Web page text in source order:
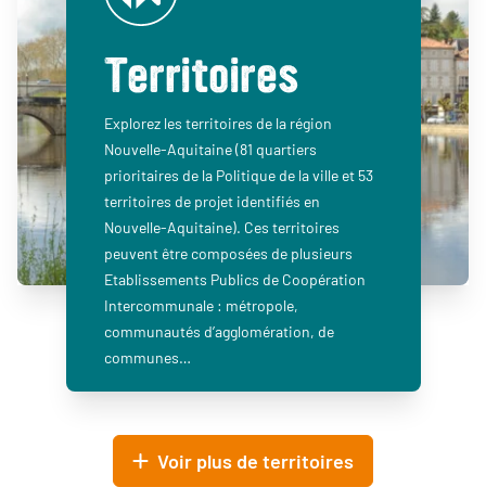
Territoires
Explorez les territoires de la région
Nouvelle-Aquitaine (81 quartiers
prioritaires de la Politique de la ville et 53
territoires de projet identifiés en
Nouvelle-Aquitaine). Ces territoires
peuvent être composées de plusieurs
Etablissements Publics de Coopération
Intercommunale : métropole,
communautés d’agglomération, de
communes…
Voir plus de territoires